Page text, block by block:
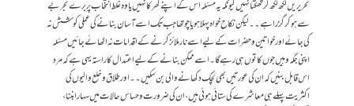
تحریریں لکھ لکھ کر تھکتا نہیں کیونکہ یہ مسئلہ اس کے اپنے گھر کا نہیں یا وہ غلط انتخاب پر برے تجربے
سے ہوکر گزرا ہے۔۔ لیکن نکاح خواہ پہلا ہو یا چوتھا جب تک اسے آسان بنانے کی عملی کوشش نہ
کی جائے اور خواتین و حضرات کے لیے اسے نارملائز کرنے کے اقدامات نہ اٹھائے جائیں مسئلہ
اپنی جگہ وہیں جوں کا توں ہی رہے گا۔ اسے ممکن بنانے کے لیے اعتدال کا راستہ یہی ہے کہ مرد
اس قابل بنیں کہ ان کی عورتیں بھی لچک دکھانے والی بن سکیں۔۔ اور طلاق و خلع والیوں کی
اکثریت پہلے ہی معاشرے کی ستائی ہوئی ہیں، ان کی ضرورت و حساس حالات میں سہارا بننا،